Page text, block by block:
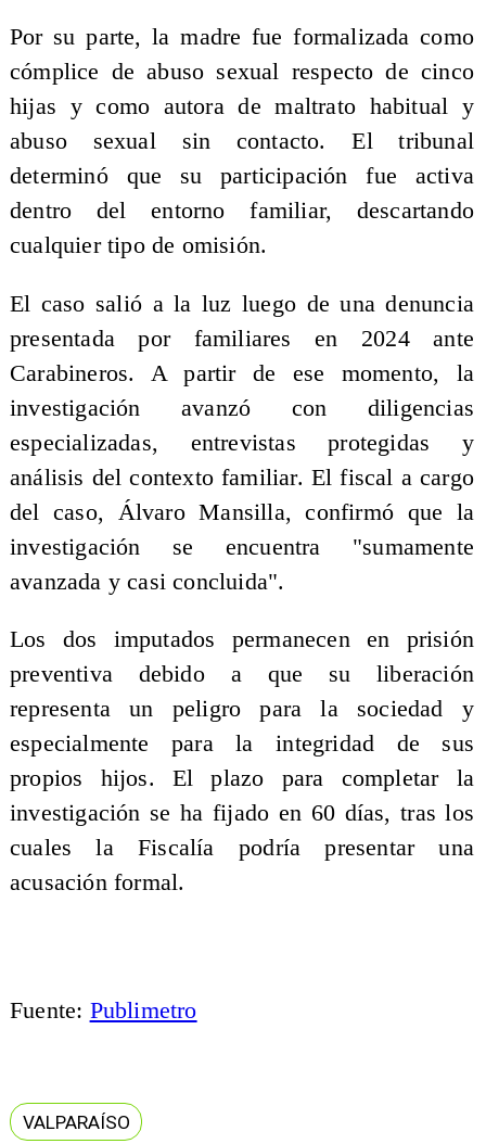
Por su parte, la madre fue formalizada como
cómplice de abuso sexual respecto de cinco
hijas y como autora de maltrato habitual y
abuso sexual sin contacto. El tribunal
determinó que su participación fue activa
dentro del entorno familiar, descartando
cualquier tipo de omisión.
El caso salió a la luz luego de una denuncia
presentada por familiares en 2024 ante
Carabineros. A partir de ese momento, la
investigación avanzó con diligencias
especializadas, entrevistas protegidas y
análisis del contexto familiar. El fiscal a cargo
del caso, Álvaro Mansilla, confirmó que la
investigación se encuentra "sumamente
avanzada y casi concluida".
Los dos imputados permanecen en prisión
preventiva debido a que su liberación
representa un peligro para la sociedad y
especialmente para la integridad de sus
propios hijos. El plazo para completar la
investigación se ha fijado en 60 días, tras los
cuales la Fiscalía podría presentar una
acusación formal.
Fuente: Publimetro
VALPARAÍSO